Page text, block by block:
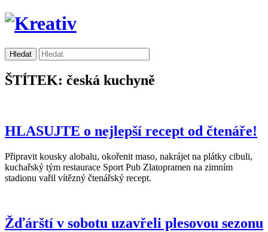
ŠTÍTEK: česká kuchyně
HLASUJTE o nejlepší recept od čtenáře!
Připravit kousky alobalu, okořenit maso, nakrájet na plátky cibuli,
kuchařský tým restaurace Sport Pub Zlatopramen na zimním
stadionu vařil vítězný čtenářský recept.
Žďárští v sobotu uzavřeli plesovou sezonu